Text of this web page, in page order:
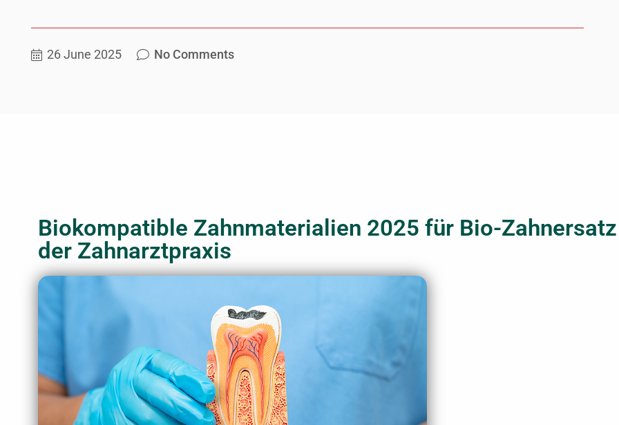
26 June 2025 No Comments
Biokompatible Zahnmaterialien 2025 für Bio-
der Zahnarztpraxis